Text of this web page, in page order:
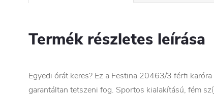
Termék részletes leírása
Egyedi órát keres? Ez a Festina 20463/3 férfi karóra
garantáltan tetszeni fog. Sportos kialakítású, fém